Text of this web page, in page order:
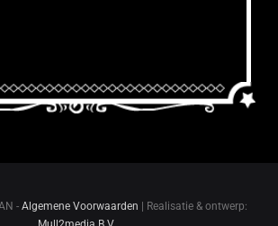
- Algemene Voorwaarden | Realisatie & ontwerp: